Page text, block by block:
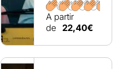
A partir
de 22,40€